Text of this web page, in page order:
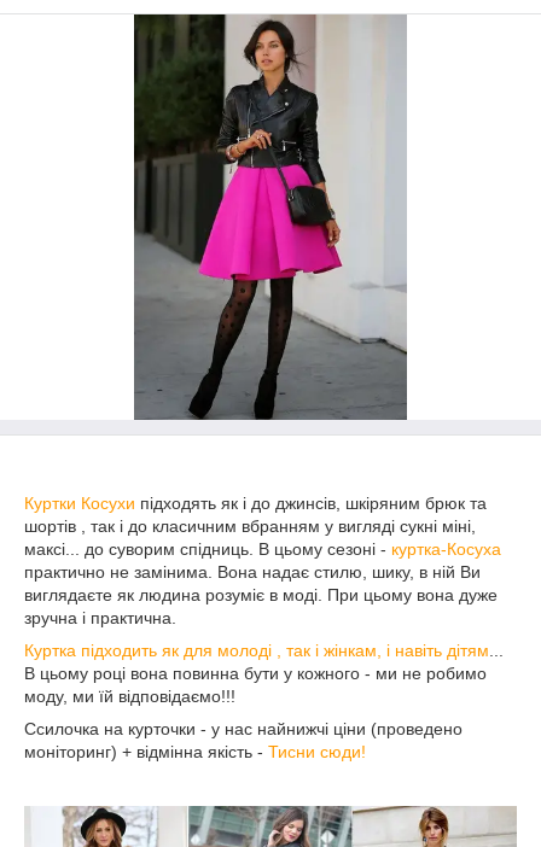
Куртки Косухи підходять як і до джинсів, шкіряним брюк та
шортів , так і до класичним вбранням у вигляді сукні міні,
максі... до суворим спідниць. В цьому сезоні - куртка-Косуха
практично не замінима. Вона надає стилю, шику, в ній Ви
виглядаєте як людина розуміє в моді. При цьому вона дуже
зручна і практична.
Куртка підходить як для молоді , так і жінкам, і навіть дітям
В цьому році вона повинна бути у кожного - ми не робимо
моду, ми їй відповідаємо!!!
Ссилочка на курточки - у нас найнижчі ціни (проведено
моніторинг) + відмінна якість - Тисни сюди!